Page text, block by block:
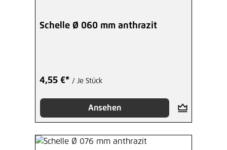
Schelle Ø 060 mm anthrazit
4,55 €* / Je Stück
Ansehen